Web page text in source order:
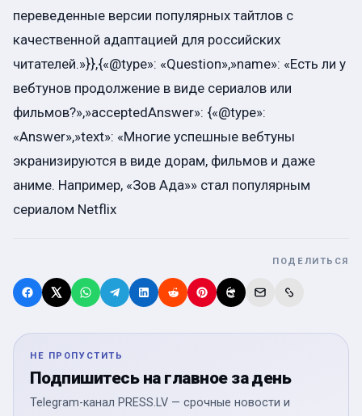
переведенные версии популярных тайтлов с
качественной адаптацией для российских
читателей.»}},{«@type»: «Question»,»name»: «Есть ли у
вебтунов продолжение в виде сериалов или
фильмов?»,»acceptedAnswer»: {«@type»:
«Answer»,»text»: «Многие успешные вебтуны
экранизируются в виде дорам, фильмов и даже
аниме. Например, «Зов Ада»» стал популярным
сериалом Netflix
ПОДЕЛИТЬСЯ
НЕ ПРОПУСТИТЬ
Подпишитесь на главное за день
Telegram-канал PRESS.LV — срочные новости и